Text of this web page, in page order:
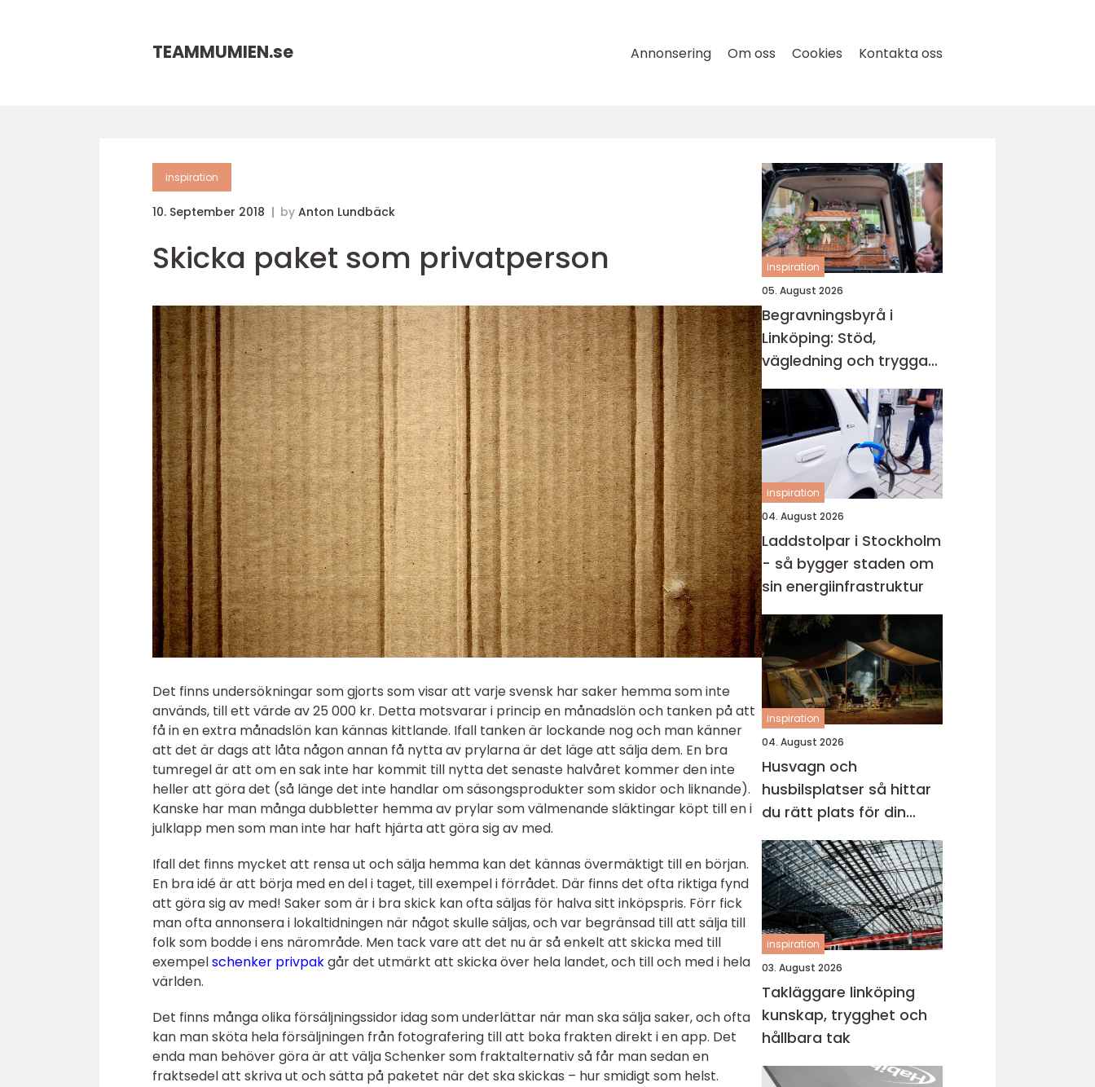
TEAMMUMIEN.se Annonsering Om oss Cookies Kontakta oss
inspiration
10. September 2018 by Anton Lundbäck
Skicka paket som privatperson
Det finns undersökningar som gjorts som visar att varje svensk har saker hemma som inte
används, till ett värde av 25 000 kr. Detta motsvarar i princip en månadslön och tanken på att
få in en extra månadslön kan kännas kittlande. Ifall tanken är lockande nog och man känner
att det är dags att låta någon annan få nytta av prylarna är det läge att sälja dem. En bra
tumregel är att om en sak inte har kommit till nytta det senaste halvåret kommer den inte
heller att göra det (så länge det inte handlar om säsongsprodukter som skidor och liknande).
Kanske har man många dubbletter hemma av prylar som välmenande släktingar köpt till en i
julklapp men som man inte har haft hjärta att göra sig av med.
Ifall det finns mycket att rensa ut och sälja hemma kan det kännas övermäktigt till en början.
En bra idé är att börja med en del i taget, till exempel i förrådet. Där finns det ofta riktiga fynd
att göra sig av med! Saker som är i bra skick kan ofta säljas för halva sitt inköpspris. Förr fick
man ofta annonsera i lokaltidningen när något skulle säljas, och var begränsad till att sälja till
folk som bodde i ens närområde. Men tack vare att det nu är så enkelt att skicka med till
exempelschenker privpakgår det utmärkt att skicka över hela landet, och till och med i hela
världen.
Det finns många olika försäljningssidor idag som underlättar när man ska sälja saker, och ofta
kan man sköta hela försäljningen från fotografering till att boka frakten direkt i en app. Det
enda man behöver göra är att välja Schenker som fraktalternativ så får man sedan en
fraktsedel att skriva ut och sätta på paketet när det ska skickas – hur smidigt som helst.
inspiration
05. August 2026
Begravningsbyrå i
Linköping: Stöd,
vägledning och trygga
val i en svår tid
inspiration
04. August 2026
Laddstolpar i Stockholm
- så bygger staden om
sin energiinfrastruktur
inspiration
04. August 2026
Husvagn och
husbilsplatser så hittar
du rätt plats för din
nästa resa
inspiration
03. August 2026
Takläggare linköping
kunskap, trygghet och
hållbara tak